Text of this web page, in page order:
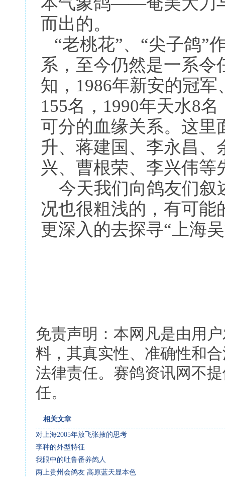
而出的。
“老桃花”、“尖子鸽”
系，至今仍然是一系
知，1986年新安的冠军
155名，1990年天水8
可分的血缘关系。这里
升、蒋建国、李永昌、
兴、曹根荣、李兴伟等
今天我们向鸽友们叙
况也很粗浅的，有可能
更深入的去探寻“上海
免责声明：本网凡是由用
料，其真实性、准确性和
法律责任。赛鸽资讯网不
任。
相关文章
对上海2005年放飞张掖的思考
李种的外型特征
我眼中的吐鲁番养鸽人
两上贵州会鸽友 高原蓝天显本色